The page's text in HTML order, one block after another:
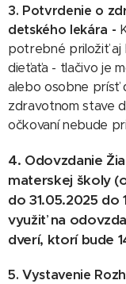
3. Potvrdenie o
detského lekára -
potrebné priložiť aj
dieťaťa - tlačivo je
alebo osobne prísť
zdravotnom stave
očkovaní nebude
4. Odovzdanie
materskej školy
do 31.05.2025 do
využiť na
dverí, ktorí bude
5. Vystavenie